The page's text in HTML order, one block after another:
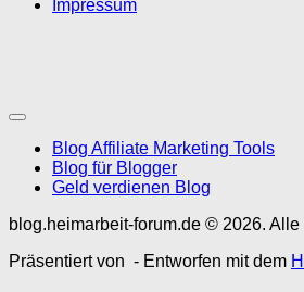
Impressum
Blog Affiliate Marketing Tools
Blog für Blogger
Geld verdienen Blog
blog.heimarbeit-forum.de © 2026.
Präsentiert von - Entworfen mit dem